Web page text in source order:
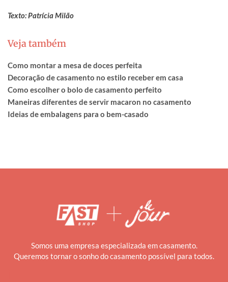
Texto: Patrícia Milão
Veja também
Como montar a mesa de doces perfeita
Decoração de casamento no estilo receber em casa
Como escolher o bolo de casamento perfeito
Maneiras diferentes de servir macaron no casamento
Ideias de embalagens para o bem-casado
Somos uma empresa especializada em casamento.
Queremos tornar o sonho do casamento possível para todos.